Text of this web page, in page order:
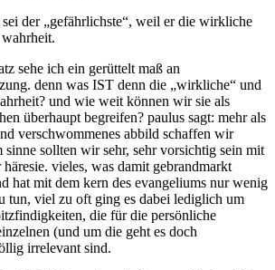
der „gefährlichste“, weil er die wirkliche
sehe ich ein gerüttelt maß an
denn was IST denn die „wirkliche“ und
und wie weit können wir sie als
überhaupt begreifen? paulus sagt: mehr als
verschwommenes abbild schaffen wir
sinne sollten wir sehr, sehr vorsichtig sein mit
vieles, was damit gebrandmarkt
hat mit dem kern des evangeliums nur wenig
tun, viel zu oft ging es dabei lediglich um
die für die persönliche
(und um die geht es doch
irrelevant sind.